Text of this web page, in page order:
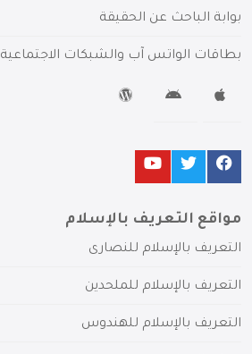
بوابة الباحث عن الحقيقة
بطاقات الواتس آب والشبكات الاجتماعية
مواقع التعريف بالإسلام
التعريف بالإسلام للنصارى
التعريف بالإسلام للملحدين
التعريف بالإسلام للهندوس